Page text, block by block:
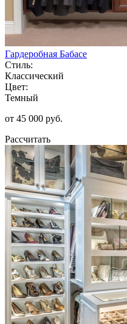
Гардеробная Бабасе
Стиль:
Классический
Цвет:
Темный
от 45 000 руб.
Рассчитать